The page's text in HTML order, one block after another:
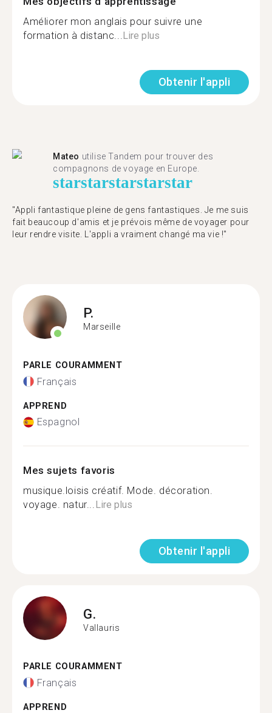
Améliorer mon anglais pour suivre une
formation à distanc...Lire plus
Obtenir l'appli
Mateo utilise Tandem pour trouver des
compagnons de voyage en Europe.
starstarstarstarstar
"Appli fantastique pleine de gens fantastiques. Je me suis
fait beaucoup d'amis et je prévois même de voyager pour
leur rendre visite. L'appli a vraiment changé ma vie !"
P.
Marseille
PARLE COURAMMENT
Français
APPREND
Espagnol
Mes sujets favoris
musique.loisis créatif. Mode. décoration.
voyage. natur...Lire plus
Obtenir l'appli
G.
Vallauris
PARLE COURAMMENT
Français
APPREND